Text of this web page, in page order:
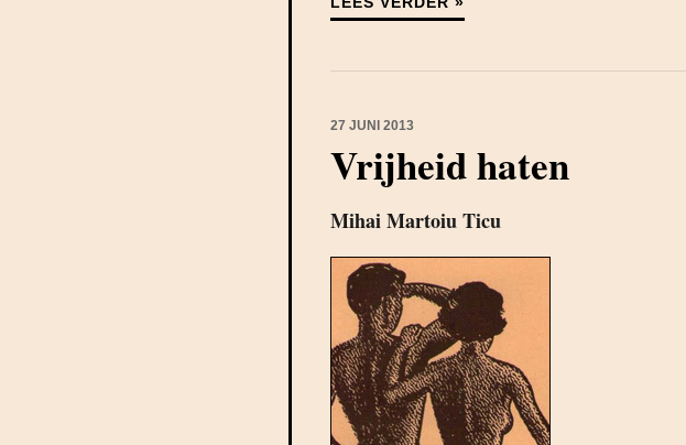
27 JUNI 2013
Vrijheid haten
Mihai Martoiu Ticu